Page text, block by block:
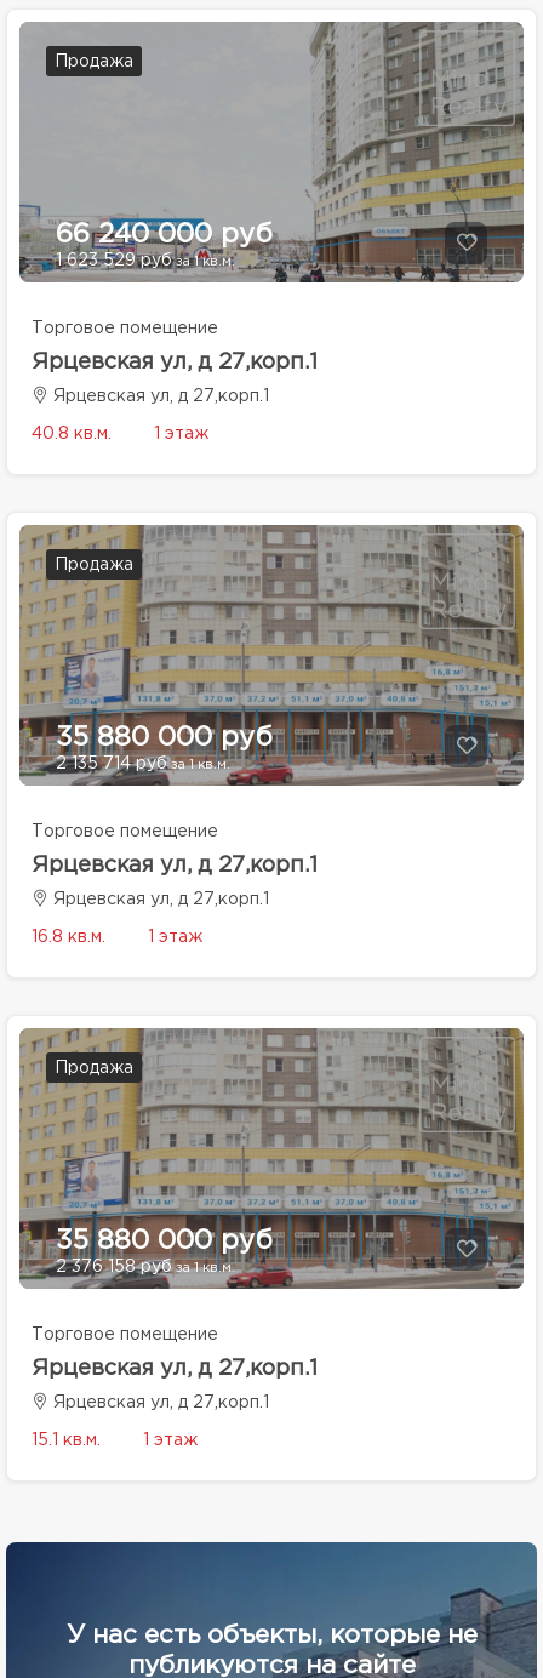
Продажа
66 240 000 руб
1 623 529 рубза 1 кв.м.
Торговое помещение
Ярцевская ул, д 27,корп.1
Ярцевская ул, д 27,корп.1
40.8 кв.м. 1 этаж
Продажа
35 880 000 руб
2 135 714 рубза 1 кв.м.
Торговое помещение
Ярцевская ул, д 27,корп.1
Ярцевская ул, д 27,корп.1
16.8 кв.м. 1 этаж
Продажа
35 880 000 руб
2 376 158 рубза 1 кв.м.
Торговое помещение
Ярцевская ул, д 27,корп.1
Ярцевская ул, д 27,корп.1
15.1 кв.м. 1 этаж
У нас есть объекты, которые не
публикуются на сайте